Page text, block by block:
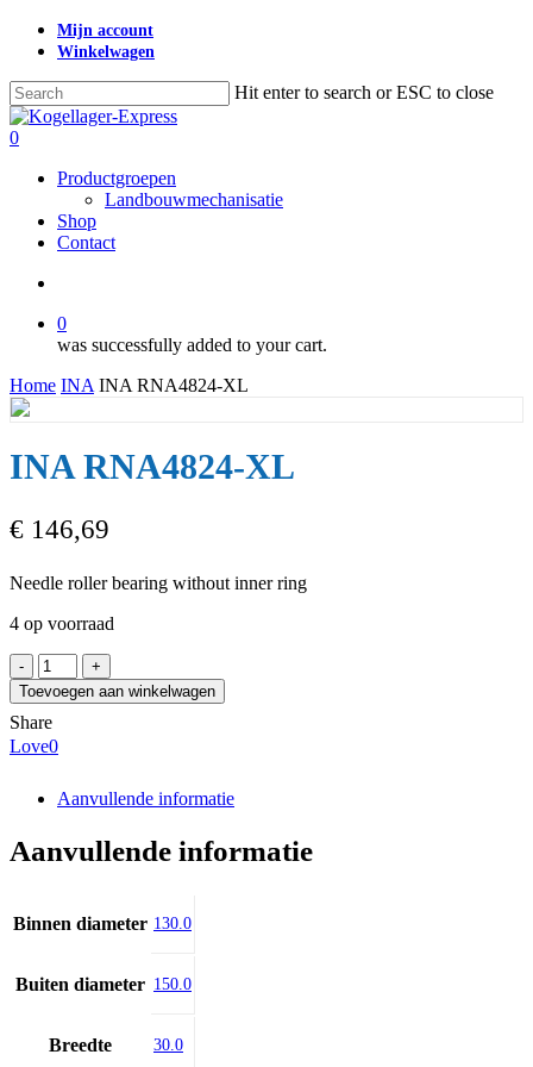
Skip
content
Mijn account
Winkelwagen
Hit enter to search or ESC to close
Close
Search
search
0
Productgroepen
Landbouwmechanisatie
Shop
Contact
0
was successfully added to your cart.
Home INA INA RNA4824-XL
INA RNA4824-XL
€ 146,69
Needle roller bearing without inner ring
4 op voorraad
INA
RNA4824-
XL
aantal
Toevoegen aan winkelwagen
Share
Love0
Aanvullende informatie
Aanvullende informatie
Binnen diameter 130.0
Buiten diameter 150.0
Breedte 30.0